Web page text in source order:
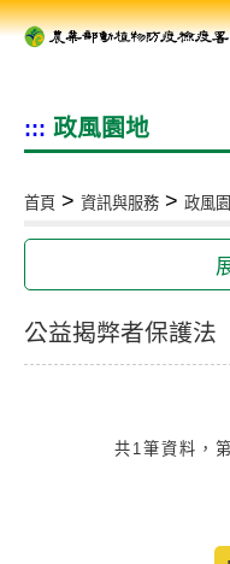
::: 政風園地
首頁 > 資訊與服務 > 政風
公益揭弊者保護法
共1筆資料，